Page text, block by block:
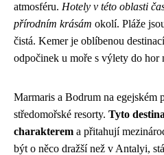
atmosféru. Hotely v této oblasti
přírodním krásám okolí. Pláže
čistá. Kemer je oblíbenou
odpočinek u moře s výlety do hor
Marmaris a Bodrum na egejském
středomořské resorty. Tyto
charakterem a přitahují
být o něco dražší než v Antalyi,